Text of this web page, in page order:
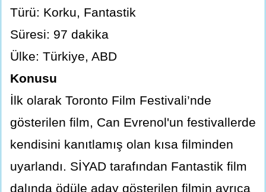
Türü: Korku, Fantastik
Süresi: 97 dakika
Ülke: Türkiye, ABD
Konusu
İlk olarak Toronto Film Festivali’nde
gösterilen film, Can Evrenol'un festivallerde
kendisini kanıtlamış olan kısa filminden
uyarlandı. SİYAD tarafından Fantastik film
dalında ödüle aday gösterilen filmin ayrıca